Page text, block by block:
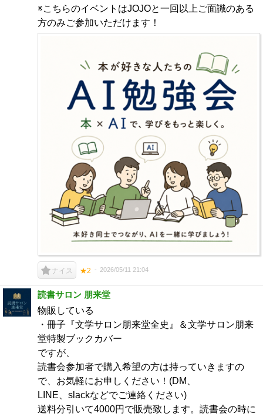
※こちらのイベントはJOJOと一回以上ご面識のある
方のみご参加いただけます！
ナイス ★2 2026/05/11 21:04
読書サロン 朋来堂
物販している
・冊子『文学サロン朋来堂全史』＆文学サロン朋来
堂特製ブックカバー
ですが、
読書会参加者で購入希望の方は持っていきますの
で、お気軽にお申しください！(DM、
LINE、slackなどでご連絡ください)
送料分引いて4000円で販売致します。読書会の時に